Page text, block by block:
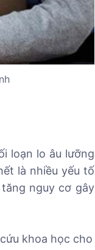
loạn lo âu lưỡng
là nhiều yếu tố
nguy cơ gây
khoa học cho